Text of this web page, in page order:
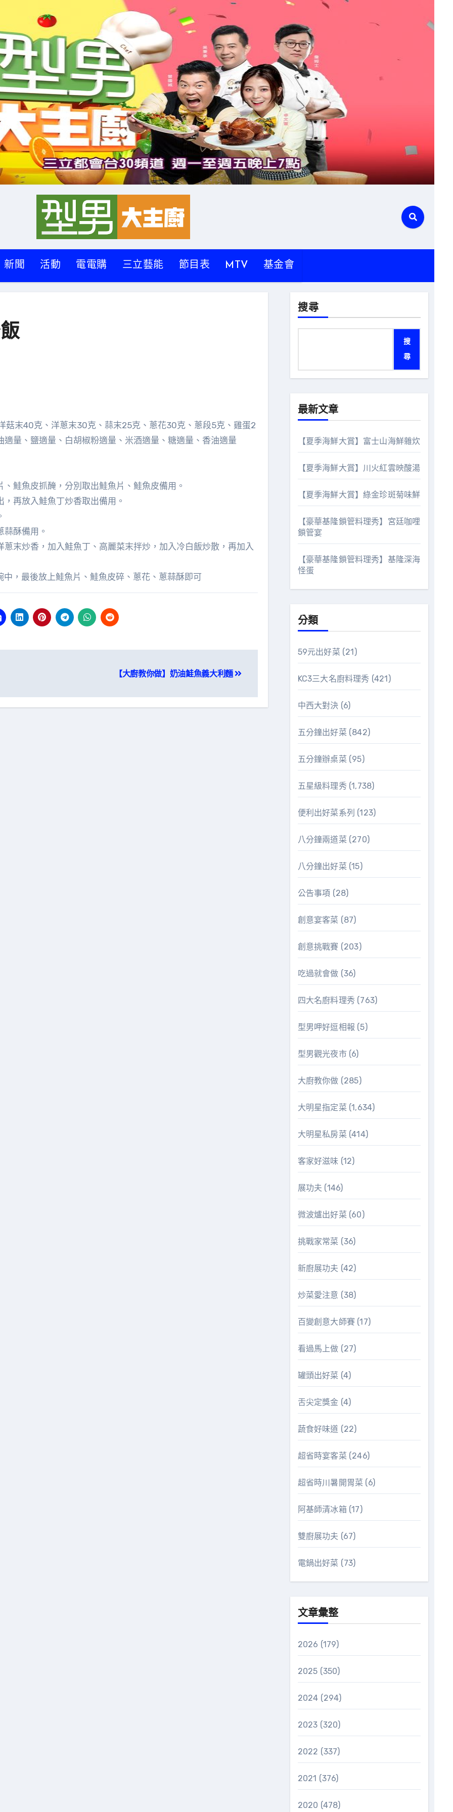
新聞 活動 電電購 三立藝能 節目表 MTV 基金會
末40克、洋蔥末30克、蒜末25克、蔥花30克、蔥段5克、雞蛋2
量、鹽適量、白胡椒粉適量、米酒適量、糖適量、香油適量
鮭魚皮抓醃，分別取出鮭魚片、鮭魚皮備用。
再放入鮭魚丁炒香取出備用。
酥備用。
末炒香，加入鮭魚丁、高麗菜末拌炒，加入冷白飯炒散，再加入
，最後放上鮭魚片、鮭魚皮碎、蔥花、蔥蒜酥即可
【大廚教你做】奶油鮭魚義大利麵
搜尋
搜
尋
最新文章
【夏季海鮮大賞】富士山海鮮雜炊
【夏季海鮮大賞】川火紅雲映酸湯
【夏季海鮮大賞】綠金珍斑菊味鮮
【豪華基隆鎖管料理秀】宮廷咖哩
鎖管宴
【豪華基隆鎖管料理秀】基隆深海
怪蛋
分類
59元出好菜 (21)
KC3三大名廚料理秀 (421)
中西大對決 (6)
五分鐘出好菜 (842)
五分鐘辦桌菜 (95)
五星級料理秀(1,738)
便利出好菜系列 (123)
八分鐘兩道菜 (270)
八分鐘出好菜 (15)
公告事項 (28)
創意宴客菜 (87)
創意挑戰賽 (203)
吃過就會做 (36)
四大名廚料理秀(763)
型男呷好逗相報 (5)
型男觀光夜市(6)
大廚教你做 (285)
大明星指定菜 (1,634)
大明星私房菜 (414)
客家好滋味 (12)
展功夫 (146)
微波爐出好菜 (60)
挑戰家常菜 (36)
新廚展功夫 (42)
炒菜愛注意 (38)
百變創意大師賽(17)
看過馬上做 (27)
罐頭出好菜 (4)
舌尖定獎金 (4)
蔬食好味道 (22)
超省時宴客菜 (246)
超省時川暑開胃菜 (6)
阿基師清冰箱(17)
雙廚展功夫 (67)
電鍋出好菜 (73)
文章彙整
2026 (179)
2025 (350)
2024 (294)
2023 (320)
2022 (337)
2021 (376)
2020 (478)